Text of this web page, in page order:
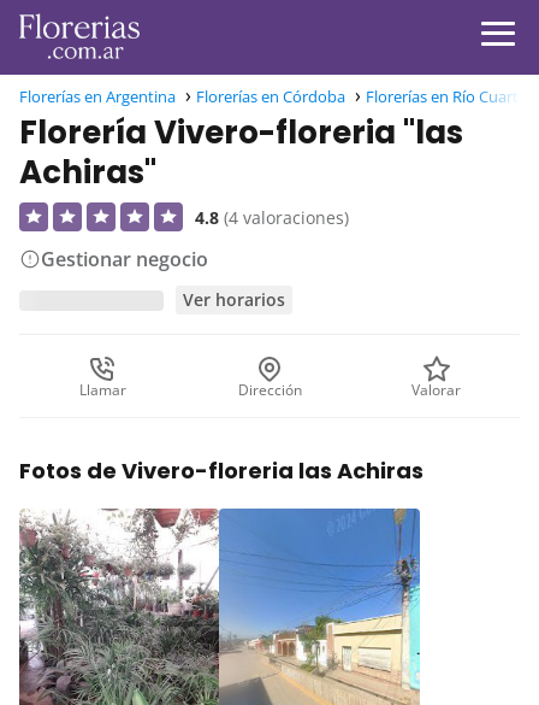
Florerías en Argentina Florerías en Córdoba Florerías en Río Cuarto
Florería Vivero-floreria "las
Achiras"
4.8 (4 valoraciones)
Gestionar negocio
Ver horarios
Llamar Dirección Valorar
Fotos de Vivero-floreria las Achiras